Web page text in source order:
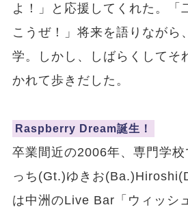
よ！」と応援してくれた。「
こうぜ！」将来を語りながら
学。しかし、しばらくしてそ
かれて歩きだした。
Raspberry Dream誕生！
卒業間近の2006年、専門学校
っち(Gt.)ゆきお
は中洲のLive Bar「ウィッシ